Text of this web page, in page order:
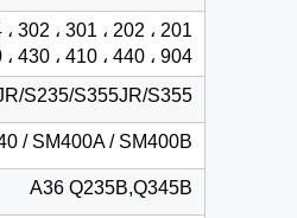
، 2205 ، 2507 ، 2520 ، 430 ، 410
S235/S355JR/S355
/ SM400A / SM400B
A36 Q235B,Q345B